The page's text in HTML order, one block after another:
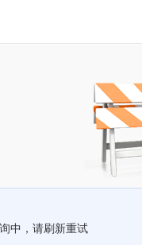
中，请刷新重试